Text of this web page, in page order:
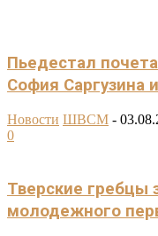
Пьедестал
София Саргузина
Новости ШВСМ -
0
Тверские гребцы
молодежного